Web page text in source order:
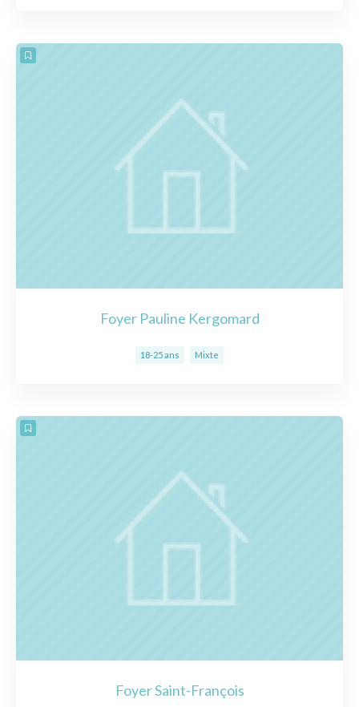
Foyer Pauline Kergomard
18-25 ans Mixte
Foyer Saint-François